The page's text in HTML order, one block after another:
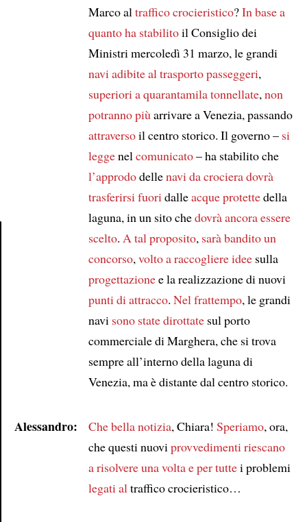
Marco al traffico crocieristico?In base a
quanto ha stabilitoil Consiglio dei
Ministri mercoledì 31 marzo, le grandi
navi adibite al trasporto passeggeri,
superiori aquarantamila tonnellate, non
potranno più arrivare a Venezia, passando
attraversoil centro storico. Il governo – si
leggenel comunicato– ha stabilito che
l’apprododellenavi da crocieradovrà
trasferirsi fuori dalleacque protettedella
laguna, in un sito chedovrà ancora essere
scelto. A tal proposito, sarà banditoun
concorso, volto araccogliere ideesulla
progettazionee la realizzazione di nuovi
punti di attracco. Nel frattempo, le grandi
navi sono state dirottatesul porto
commerciale di Marghera, che si trova
sempre all’interno della laguna di
Venezia, ma è distante dal centro storico.
Alessandro: Che bella notizia, Chiara! Speriamo, ora,
che questi nuovi provvedimenti riescano
a risolvereuna volta e per tuttei problemi
legati al traffico crocieristico…